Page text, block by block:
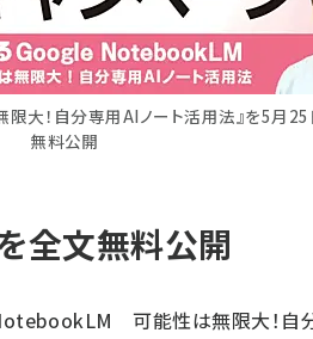
！自分専用AIノート活用法』を5月25
無料公開
全文無料公開
可能性は無限大！自